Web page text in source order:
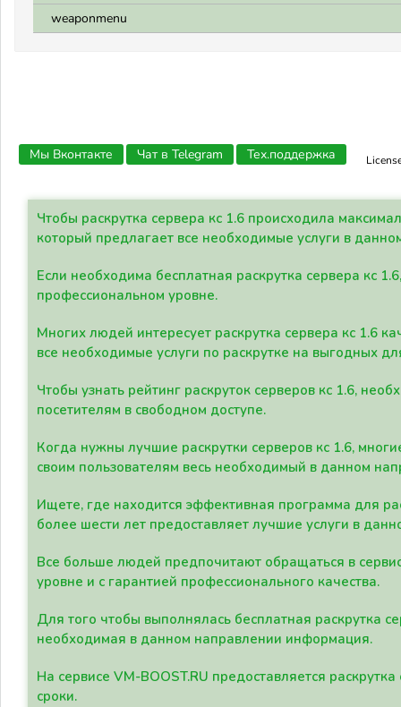
weaponmenu
Мы Вконтакте Чат в Telegram Тех.поддержка
Чтобы раскрутка сервера кс 1.6 происходила
который предлагает все необходимые услуги в
Если необходима бесплатная раскрутка сервера кс
профессиональном уровне.
Многих людей интересует раскрутка сервера кс 1.6
все необходимые услуги по раскрутке на выгодных
Чтобы узнать рейтинг раскруток серверов кс 1.6,
посетителям в свободном доступе.
Когда нужны лучшие раскрутки серверов кс 1.6,
своим пользователям весь необходимый в данном
Ищете, где находится эффективная программа для
более шести лет предоставляет лучшие услуги в
Все больше людей предпочитают обращаться в
уровне и с гарантией профессионального качества.
Для того чтобы выполнялась бесплатная раскрутка
необходимая в данном направлении информация.
На сервисе VM-BOOST.RU предоставляется
сроки.